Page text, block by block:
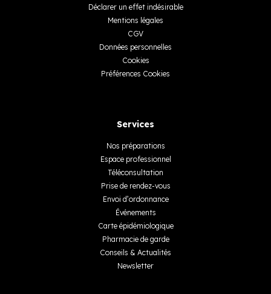
Déclarer un effet indésirable
Mentions légales
CGV
Données personnelles
Cookies
Préférences Cookies
Services
Nos préparations
Espace professionnel
Téléconsultation
Prise de rendez-vous
Envoi d’ordonnance
Événements
Carte épidémiologique
Pharmacie de garde
Conseils & Actualités
Newsletter